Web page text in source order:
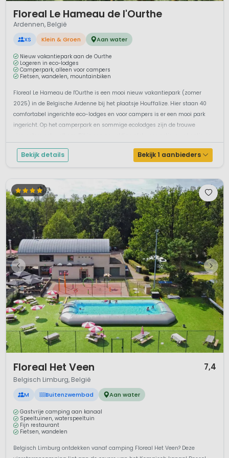
Floreal Le Hameau de l'Ourthe
Ardennen, België
XS Klein & Groen Aan water
Nieuw vakantiepark aan de Ourthe
Logeren in eco-lodges
Camperpark, alleen voor campers
Fietsen, wandelen, mountainbiken
Floreal Le Hameau de l'Ourthe is een mooi nieuw vakantiepark (zomer
2025) in de Belgische Ardenne bij het plaatsje Houffalize. Hier staan 40
comfortabel ingerichte eco-lodges en voor campers is er een mooi park
ingericht. Op het camperpark en sommige ecolodges zijn de trouwe
Bekijk details Bekijk 1 aanbieders
Floreal Het Veen 7,4
Belgisch Limburg, België
M Buitenzwembad Aan water
Gastvrije camping aan kanaal
Speeltuinen, waterspeeltuin
Fijn restaurant
Fietsen, wandelen
Belgisch Limburg ontdekken vanaf camping Floreal Het Veen? Deze